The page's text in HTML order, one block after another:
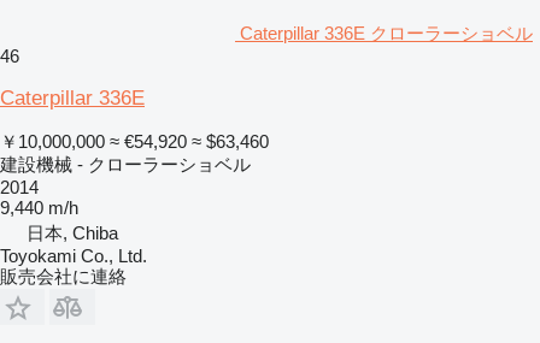
Caterpillar 336E クローラーショベル
46
Caterpillar 336E
￥10,000,000 ≈ €54,920 ≈ $63,460
建設機械 - クローラーショベル
2014
9,440 m/h
日本, Chiba
Toyokami Co., Ltd.
販売会社に連絡